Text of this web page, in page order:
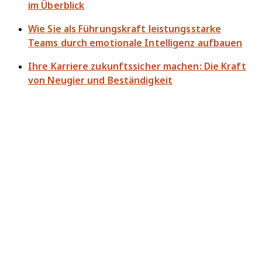
im Überblick
Wie Sie als Führungskraft leistungsstarke
Teams durch emotionale Intelligenz aufbauen
Ihre Karriere zukunftssicher machen: Die Kraft
von Neugier und Beständigkeit